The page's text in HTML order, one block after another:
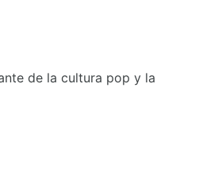
de la cultura pop y la